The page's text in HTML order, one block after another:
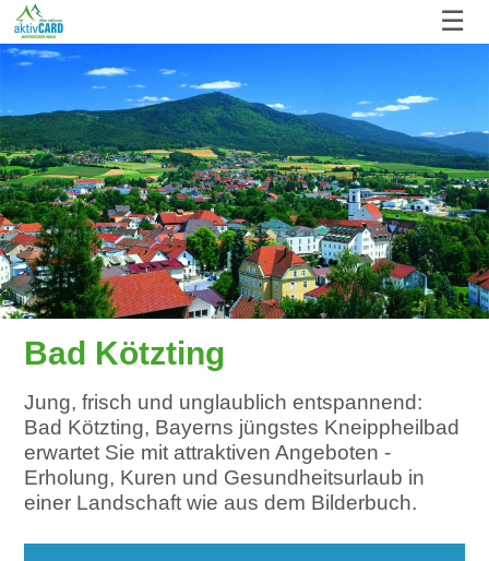
☰
Bad Kötzting
Jung, frisch und unglaublich entspannend:
Bad Kötzting, Bayerns jüngstes Kneippheilbad
erwartet Sie mit attraktiven Angeboten -
Erholung, Kuren und Gesundheitsurlaub in
einer Landschaft wie aus dem Bilderbuch.